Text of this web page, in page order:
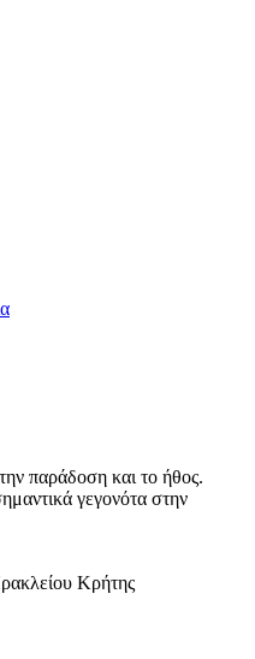
παράδοση και το ήθος.
γεγονότα στην
Κρήτης